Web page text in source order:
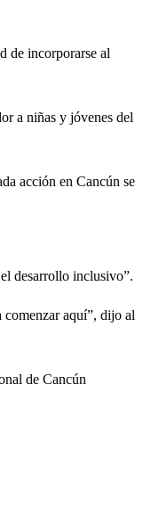
de incorporarse al
a niñas y jóvenes del
acción en Cancún se
desarrollo inclusivo”.
comenzar aquí”, dijo al
de Cancún